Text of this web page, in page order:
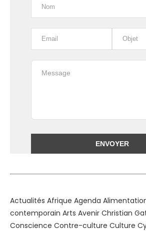
Actualités Afrique Agenda
contemporain Arts Avenir Christian
Conscience Contre-culture Culture